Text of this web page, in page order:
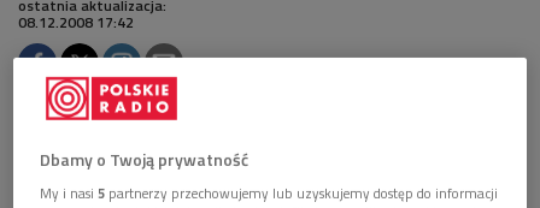
ostatnia aktualizacja:
08.12.2008 17:42
Google News
Dbamy o Twoją prywatność
My i nasi5 partnerzy przechowujemy lub uzyskujemy dostęp do informacji